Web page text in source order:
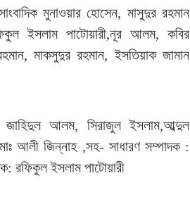
মুনাওয়ার হোসেন, মাসুদুর রহমান
ইসলাম পাটোয়ারী,নূর আলম, কবির
মাকসুদুর রহমান, ইসতিয়াক জামান
আলম, সিরাজুল ইসলাম,আব্দুল
আলী জিন্নাহ ,সহ- সাধারণ সম্পাদক :
রফিকুল ইসলাম পাটোয়ারী